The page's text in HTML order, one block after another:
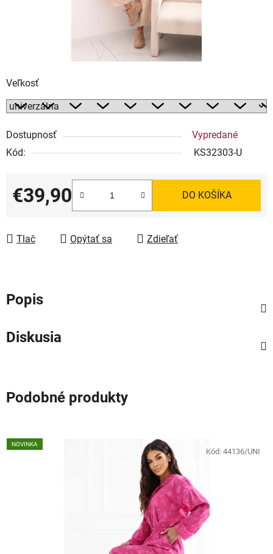
Veľkosť
Dostupnosť
Vypredané
Kód:
KS32303-U
€39,90
Jednotková cena:
DO KOŠÍKA
Tlač Opýtať sa Zdieľať
Popis
Diskusia
Podobné produkty
NOVINKA
Kód: 44136/UNI